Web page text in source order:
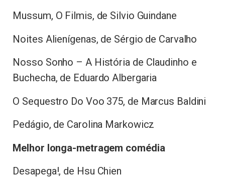
Mussum, O Filmis, de Silvio Guindane
Noites Alienígenas, de Sérgio de Carvalho
Nosso Sonho – A História de Claudinho e
Buchecha, de Eduardo Albergaria
O Sequestro Do Voo 375, de Marcus Baldini
Pedágio, de Carolina Markowicz
Melhor longa-metragem comédia
Desapega!, de Hsu Chien